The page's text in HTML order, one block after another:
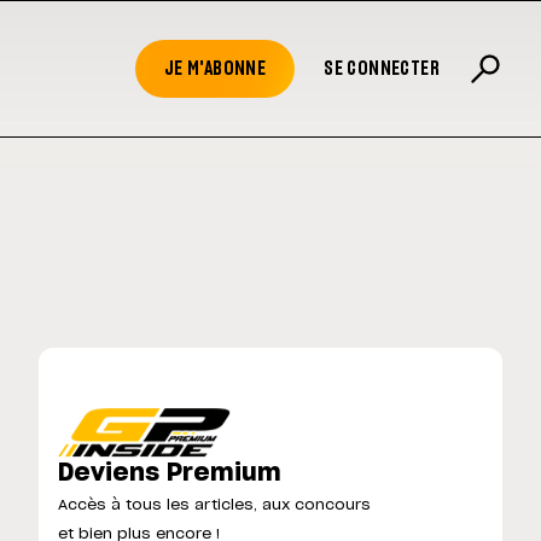
JE M'ABONNE SE CONNECTER
Deviens Premium
Accès à tous les articles, aux concours
et bien plus encore !